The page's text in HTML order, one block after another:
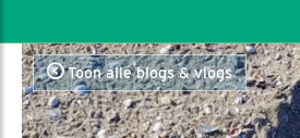
Toon alle blogs & vlogs